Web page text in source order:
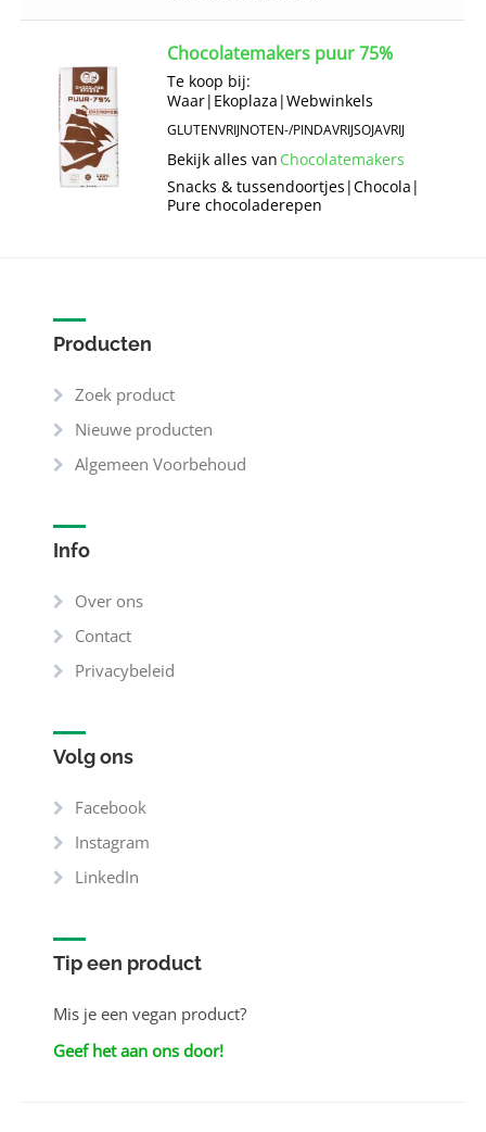
Chocolatemakers puur 75%
Te koop bij:
Waar| Ekoplaza |Webwinkels
GLUTENVRIJNOTEN-/PINDAVRIJSOJAVRIJ
Bekijk alles van Chocolatemakers
Snacks & tussendoortjes |Chocola |
Pure chocoladerepen
Producten
Zoek product
Nieuwe producten
Algemeen Voorbehoud
Info
Over ons
Contact
Privacybeleid
Volg ons
Facebook
Instagram
LinkedIn
Tip een product
Mis je een vegan product?
Geef het aan ons door!